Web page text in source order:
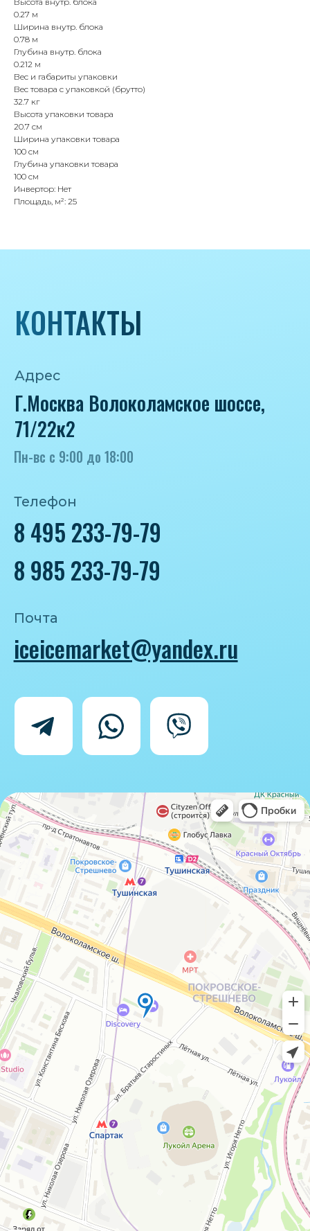
0.27 м
Ширина внутр. блока
0.78 м
Глубина внутр. блока
0.212 м
Вес и габариты упаковки
Вес товара с упаковкой (брутто)
32.7 кг
Высота упаковки товара
20.7 см
Ширина упаковки товара
100 см
Глубина упаковки товара
100 см
Инвертор: Нет
Площадь, м²: 25
данных